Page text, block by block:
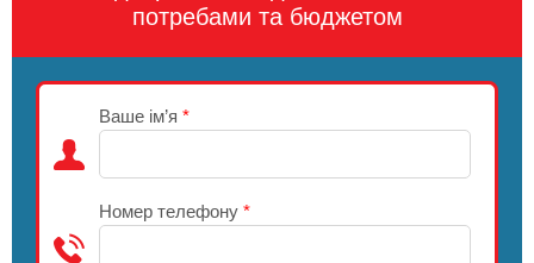
потребами та бюджетом
Ваше ім’я *
Номер телефону *